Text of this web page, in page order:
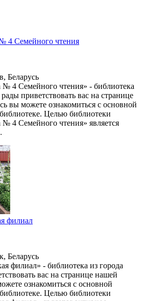
4 Семейного чтения
Беларусь
№ 4 Семейного чтения» - библиотека
приветствовать вас на странице
вы можете ознакомиться с основной
Целью библиотеки
№ 4 Семейного чтения» является
филиал
Беларусь
филиал» - библиотека из города
вас на странице нашей
ознакомиться с основной
Целью библиотеки